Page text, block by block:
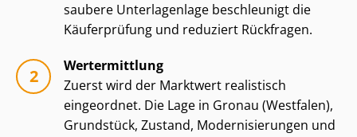
saubere Unterlagenlage beschleunigt die
Käuferprüfung und reduziert Rückfragen.
Wertermittlung
Zuerst wird der Marktwert realistisch
eingeordnet. Die Lage in Gronau (Westfalen),
Grundstück, Zustand, Mo­der­ni­sie­run­gen und